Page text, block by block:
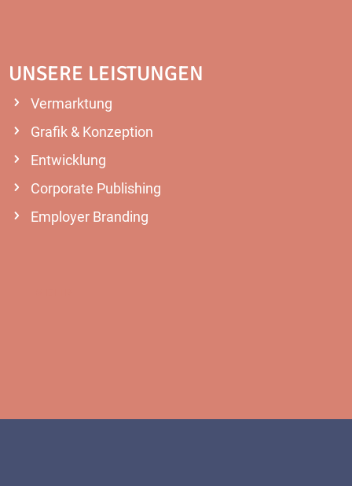
UNSERE LEISTUNGEN
Vermarktung
Grafik & Konzeption
Entwicklung
Corporate Publishing
Employer Branding